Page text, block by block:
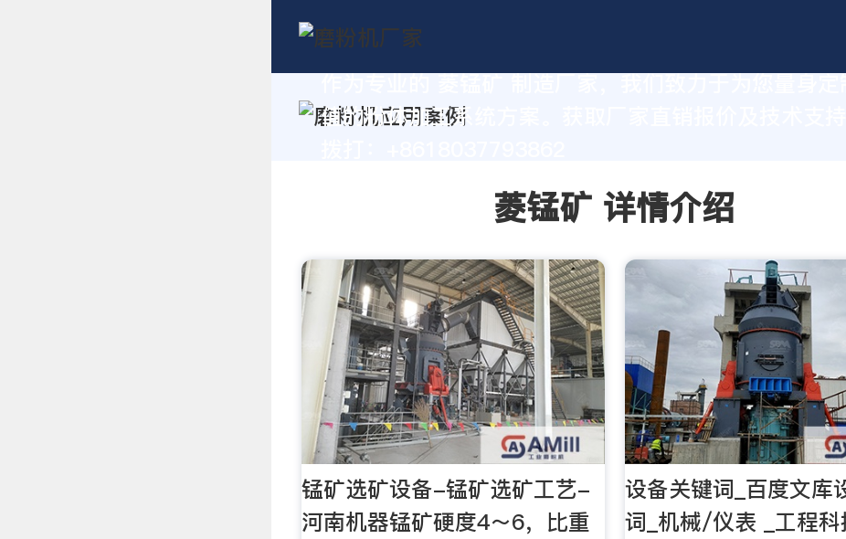
值的粉体加工系统方案。获取厂家直销报价及技术支持
菱锰矿 详情介绍
锰矿选矿设备-锰矿选矿工艺-
河南机器锰矿硬度4～6，比重
设备关键词_百度文库
词_机械/仪表 _工程科